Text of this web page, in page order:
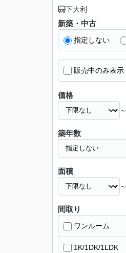
下大利
新築・中古
指定しない
販売中のみ表示
価格
～
築年数
面積
～
間取り
ワンルーム
1K/1DK/1LDK